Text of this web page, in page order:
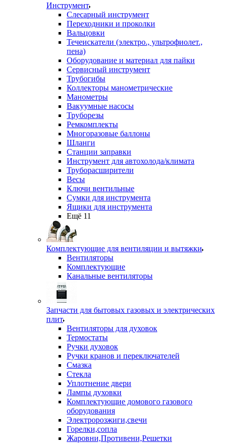
Инструмент
Слесарный инструмент
Переходники и проколки
Вальцовки
Течеискатели (электро., ультрофиолет.,
пена)
Оборудование и материал для пайки
Сервисный инструмент
Трубогибы
Коллекторы манометрические
Манометры
Вакуумные насосы
Труборезы
Ремкомплекты
Многоразовые баллоны
Шланги
Станции заправки
Инструмент для автохолода/климата
Труборасширители
Весы
Ключи вентильные
Сумки для инструмента
Ящики для инструмента
Ещё 11
Комплектующие для вентиляции и вытяжки
Вентиляторы
Комплектующие
Канальные вентиляторы
Запчасти для бытовых газовых и электрических
плит
Вентиляторы для духовок
Термостаты
Ручки духовок
Ручки кранов и переключателей
Смазка
Стекла
Уплотнение двери
Лампы духовки
Комплектующие домового газового
оборудования
Электророзжиги,свечи
Горелки,сопла
Жаровни,Противени,Решетки